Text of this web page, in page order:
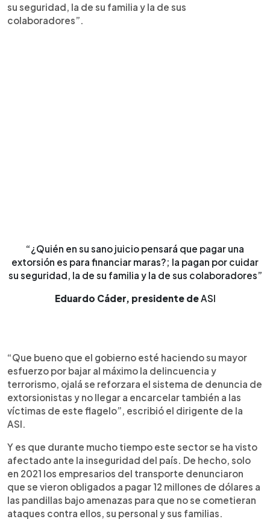
su seguridad, la de su familia y la de sus
colaboradores”.
“¿Quién en su sano juicio pensará que pagar una
extorsión es para financiar maras?; la pagan por cuidar
su seguridad, la de su familia y la de sus colaboradores”
Eduardo Cáder, presidente de ASI
“Que bueno que el gobierno esté haciendo su mayor
esfuerzo por bajar al máximo la delincuencia y
terrorismo, ojalá se reforzara el sistema de denuncia de
extorsionistas y no llegar a encarcelar también a las
víctimas de este flagelo”, escribió el dirigente de la
ASI.
Y es que durante mucho tiempo este sector se ha visto
afectado ante la inseguridad del país. De hecho, solo
en 2021 los empresarios del transporte denunciaron
que se vieron obligados a pagar 12 millones de dólares a
las pandillas bajo amenazas para que no se cometieran
ataques contra ellos, su personal y sus familias.